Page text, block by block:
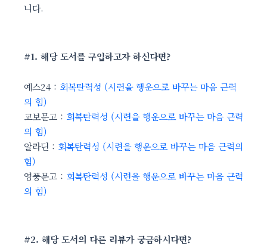
니다.
#1. 해당 도서를 구입하고자 하신다면?
예스24 : 회복탄력성 (시련을 행운으로 바꾸는 마음 근력
의 힘)
교보문고 : 회복탄력성 (시련을 행운으로 바꾸는 마음 근력
의 힘)
알라딘 : 회복탄력성 (시련을 행운으로 바꾸는 마음 근력의
힘)
영풍문고 : 회복탄력성 (시련을 행운으로 바꾸는 마음 근력
의 힘)
#2. 해당 도서의 다른 리뷰가 궁금하시다면?